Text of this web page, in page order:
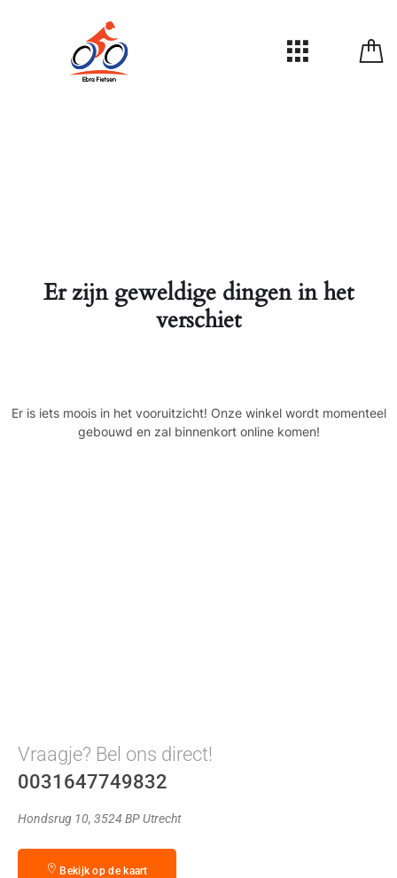
Er zijn geweldige dingen in het
verschiet
Er is iets moois in het vooruitzicht! Onze winkel wordt momenteel
gebouwd en zal binnenkort online komen!
Vraagje? Bel ons direct!
0031647749832
Hondsrug 10, 3524 BP Utrecht
Bekijk op de kaart